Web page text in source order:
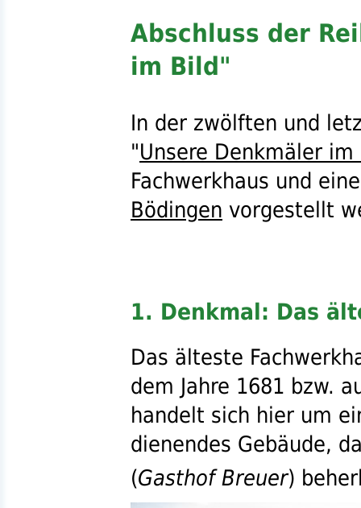
Abschluss der
im Bild"
In der zwölften und
"Unsere Denkmäler im
Fachwerkhaus und
Bödingen vorgestellt
1. Denkmal: Das
Das älteste
dem Jahre 1681 bzw.
handelt sich hier um
dienendes Gebäude,
(Gasthof Breuer)